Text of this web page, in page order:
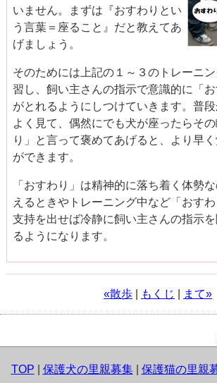
いません。まずは『おすわりとい
う言葉＝座ること』だと教えてあ
げましょう。
そのためには上記の１～３のトレーニ
習し、飼い主さんの指示で意識的に「
がとれるようにしつけていきます。普
よく見て、偶然にでも犬が座ったらそ
り」と言って褒めてあげると、より早
ができます。
「おすわり」は精神的に落ち着く体勢
えるときやトレーニング中など「おす
支持を出せば冷静に飼い主さんの指示
るようになります。
«散歩| もくじ まて»
TOP 保護犬の里親募集| 保護猫の里親